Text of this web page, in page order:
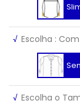
√ Escolha :
√ Escolha o